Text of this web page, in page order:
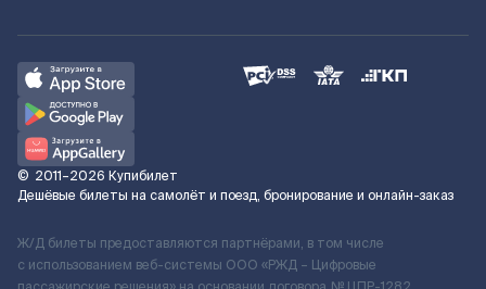
© 2011–2026 Купибилет
Дешёвые билеты на самолёт и поезд, бронирование и онлайн-заказ
Ж/Д билеты предоставляются партнёрами, в том числе
с использованием веб-системы ООО «РЖД – Цифровые